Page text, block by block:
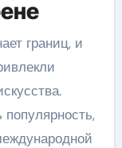
границ, и